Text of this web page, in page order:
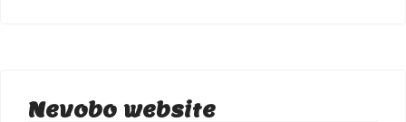
Nevobo website